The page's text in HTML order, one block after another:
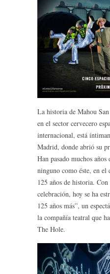
La historia de Mahou
en el sector cervecero
internacional, está
Madrid, donde abrió su
Han pasado muchos años
ninguno como éste, en el
125 años de historia.
celebración, hoy se ha
125 años más”, un
la compañía teatral que
The Hole.